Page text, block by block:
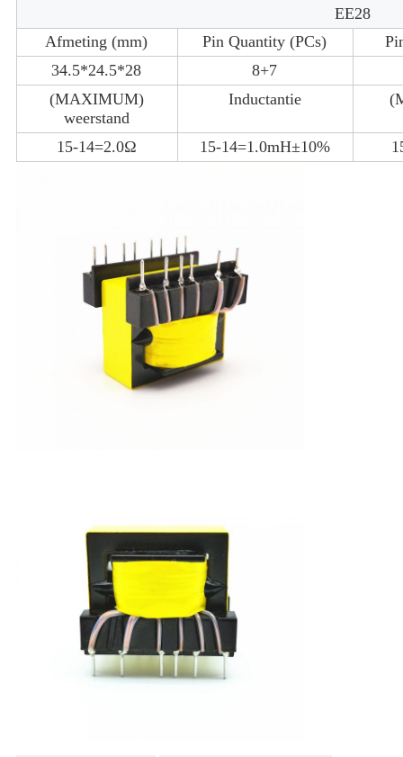
EE28
Afmeting (mm)
Pin Quantity (PCs)
34.5*24.5*28
8+7
(MAXIMUM)
weerstand
Inductantie
15-14=2.0Ω 15-14=1.0mH±10%